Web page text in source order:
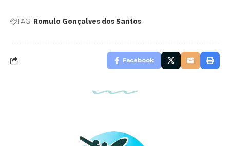
TAG: Romulo Gonçalves dos Santos
Facebook